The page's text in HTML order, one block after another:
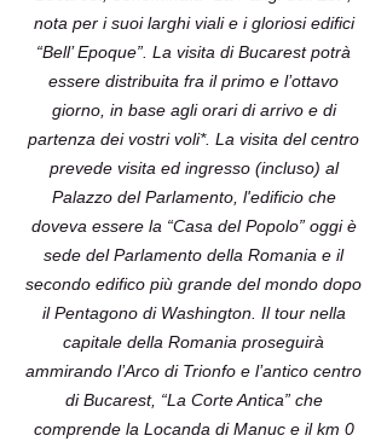
nota per i suoi larghi viali e i gloriosi edifici
“Bell’ Epoque”. La visita di Bucarest potrà
essere distribuita fra il primo e l’ottavo
giorno, in base agli orari di arrivo e di
partenza dei vostri voli*. La visita del centro
prevede visita ed ingresso (incluso) al
Palazzo del Parlamento, l'edificio che
doveva essere la “Casa del Popolo” oggi è
sede del Parlamento della Romania e il
secondo edifico più grande del mondo dopo
il Pentagono di Washington. Il tour nella
capitale della Romania proseguirà
ammirando l’Arco di Trionfo e l’antico centro
di Bucarest, “La Corte Antica” che
comprende la Locanda di Manuc e il km 0